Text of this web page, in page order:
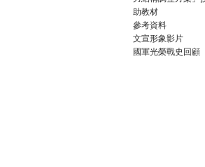
助教材
參考資料
文宣形象影片
國軍光榮戰史回顧